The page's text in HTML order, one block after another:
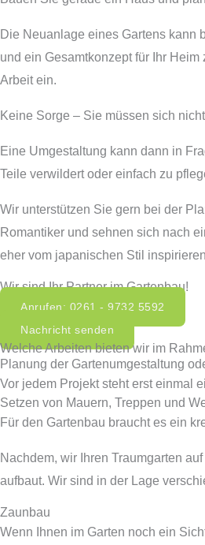
Die Neuanlage eines Gartens kann
und ein Gesamtkonzept für Ihr
Arbeit ein.
Keine Sorge – Sie müssen sich
Eine Umgestaltung kann dann in
Teile verwildert oder einfach zu
Wir unterstützen Sie gern bei der
Romantiker und sehnen sich nach
eher vom japanischen Stil
Wir sind Ihr Partner im Gartenbau!
Anrufen: 0261 - 9732 5592
Nachricht senden
Welche Arbeiten bieten wir im
Planung der Gartenumgestaltung
Vor jedem Projekt steht erst einmal
Setzen von Mauern, Treppen und
Für den Gartenbau braucht es ein
Nachdem, wir Ihren Traumgarten
aufbaut. Wir sind in der Lage
Zaunbau
Wenn Ihnen im Garten noch ein